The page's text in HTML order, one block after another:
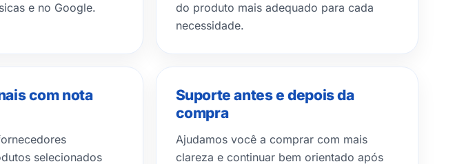
e no Google.
do produto mais adequado para cada
necessidade.
com nota
selecionados
Suporte antes e depois da
compra
Ajudamos você a comprar com mais
clareza e continuar bem orientado após